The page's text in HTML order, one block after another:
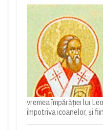
vremea împărăției lui
împotriva icoanelor, și